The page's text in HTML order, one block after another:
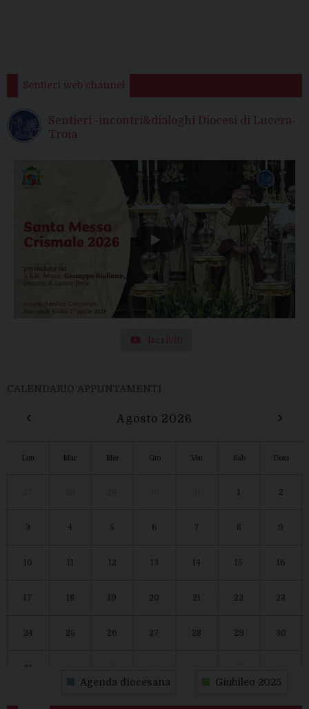
Sentieri web channel
Sentieri -incontri&dialoghi Diocesi di Lucera-
Troia
Iscriviti
CALENDARIO APPUNTAMENTI
‹ Agosto 2026 ›
Lun Mar Mer Gio Ven Sab Dom
1 2
3 4 5 6 7 8 9
10 11 12 13 14 15 16
17 18 19 20 21 22 23
24 25 26 27 28 29 30
31
Agenda diocesana Giubileo 2025